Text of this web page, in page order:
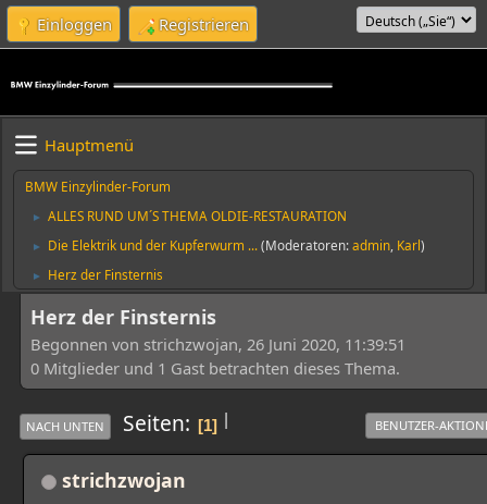
Einloggen Registrieren
Hauptmenü
BMW Einzylinder-Forum
► ALLES RUND UM´S THEMA OLDIE-RESTAURATION
► Die Elektrik und der Kupferwurm ...(Moderatoren:admin Karl)
► Herz der Finsternis
Herz der Finsternis
Begonnen von strichzwojan, 26 Juni 2020, 11:39:51
0 Mitglieder und 1 Gast betrachten dieses Thema.
|
NACH UNTEN Seiten 1 BENUTZER-
strichzwojan